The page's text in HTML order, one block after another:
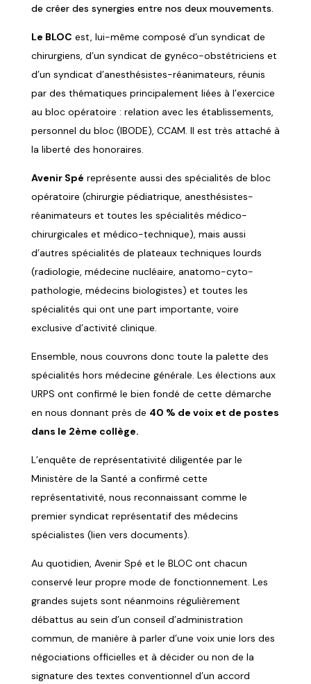
de créer des synergies entre nos deux mouvements.
Le BLOC est, lui-même composé d’un syndicat de
chirurgiens, d’un syndicat de gynéco-obstétriciens et
d’un syndicat d’anesthésistes-réanimateurs, réunis
par des thématiques principalement liées à l’exercice
au bloc opératoire : relation avec les établissements,
personnel du bloc (IBODE), CCAM. Il est très attaché à
la liberté des honoraires.
Avenir Spé représente aussi des spécialités de bloc
opératoire (chirurgie pédiatrique, anesthésistes-
réanimateurs et toutes les spécialités médico-
chirurgicales et médico-technique), mais aussi
d’autres spécialités de plateaux techniques lourds
(radiologie, médecine nucléaire, anatomo-cyto-
pathologie, médecins biologistes) et toutes les
spécialités qui ont une part importante, voire
exclusive d’activité clinique.
Ensemble, nous couvrons donc toute la palette des
spécialités hors médecine générale. Les élections aux
URPS ont confirmé le bien fondé de cette démarche
en nous donnant près de 40 % de voix et de postes
dans le 2ème collège.
L’enquête de représentativité diligentée par le
Ministère de la Santé a confirmé cette
représentativité, nous reconnaissant comme le
premier syndicat représentatif des médecins
spécialistes (lien vers documents).
Au quotidien, Avenir Spé et le BLOC ont chacun
conservé leur propre mode de fonctionnement. Les
grandes sujets sont néanmoins régulièrement
débattus au sein d’un conseil d’administration
commun, de manière à parler d’une voix unie lors des
négociations officielles et à décider ou non de la
signature des textes conventionnel d’un accord